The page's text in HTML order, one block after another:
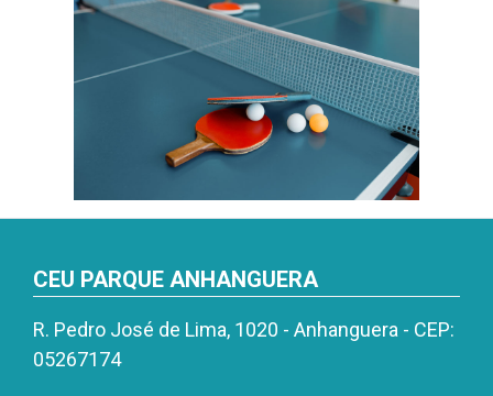
CEU PARQUE ANHANGUERA
R. Pedro José de Lima, 1020 - Anhanguera - CEP:
05267174